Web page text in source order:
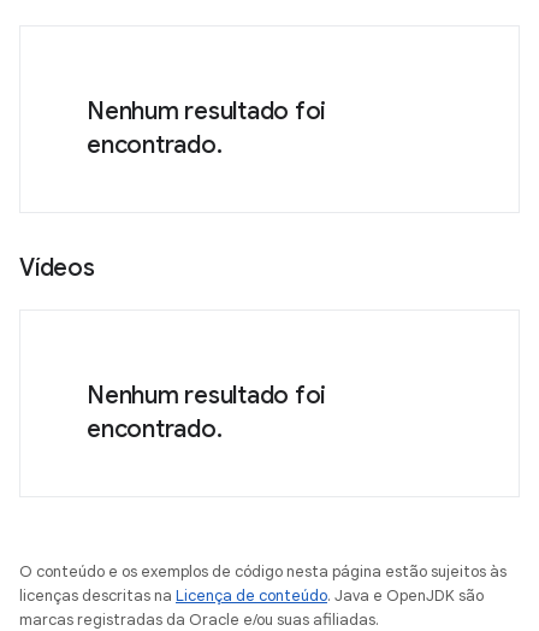
Nenhum resultado foi
encontrado.
Vídeos
Nenhum resultado foi
encontrado.
O conteúdo e os exemplos de código nesta página estão sujeitos às
licenças descritas na Licença de conteúdo. Java e OpenJDK são
marcas registradas da Oracle e/ou suas afiliadas.